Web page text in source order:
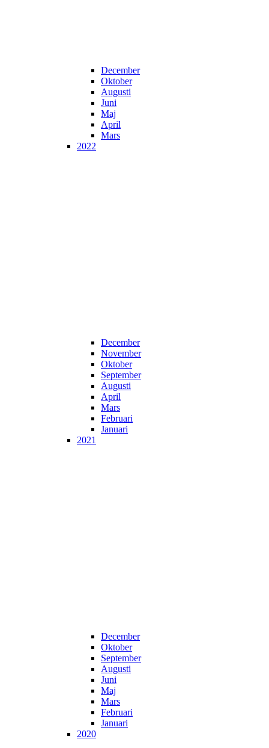
December
Oktober
Augusti
Juni
Maj
April
Mars
2022
December
November
Oktober
September
Augusti
April
Mars
Februari
Januari
2021
December
Oktober
September
Augusti
Juni
Maj
Mars
Februari
Januari
2020